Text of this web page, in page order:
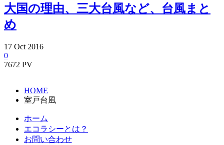
大国の理由、三大台風など、台風まと
め
17 Oct 2016
0
7672 PV
HOME
室戸台風
ホーム
エコラシーとは？
お問い合わせ